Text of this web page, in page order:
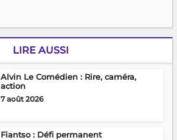
LIRE AUSSI
Alvin Le Comédien : Rire, caméra,
action
7 août 2026
Fiantso : Défi permanent